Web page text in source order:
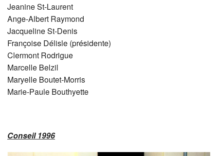
Jeanine St-Laurent
Ange-Albert Raymond
Jacqueline St-Denis
Françoise Délisle (présidente)
Clermont Rodrigue
Marcelle Belzil
Maryelle Boutet-Morris
Marie-Paule Bouthyette
Conseil 1996